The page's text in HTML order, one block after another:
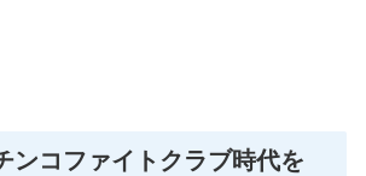
ンコファイトクラブ時代を